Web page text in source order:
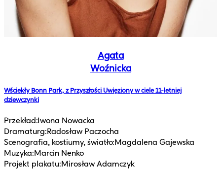
Agata
Woźnicka
Wściekły Bonn Park, z Przyszłości Uwięziony w ciele 11-letniej
dziewczynki
Przekład:Iwona Nowacka
Dramaturg:Radosław Paczocha
Scenografia, kostiumy, światło:Magdalena Gajewska
Muzyka:Marcin Nenko
Projekt plakatu:Mirosław Adamczyk